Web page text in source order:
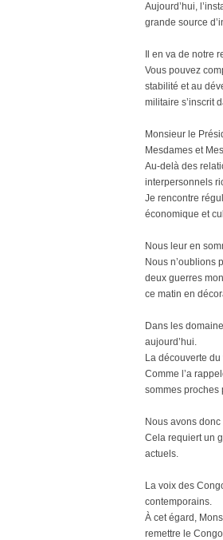
Aujourd’hui,
grande source
Il en va de notre
Vous pouvez
stabilité et au
militaire s’inscrit
Monsieur le
Mesdames et
Au-delà des
interpersonnels
Je rencontre
économique et
Nous leur en
Nous n’oublions
deux guerres
ce matin en
Dans les
aujourd’hui.
La découverte
Comme l’a
sommes proches
Nous avons
Cela requiert un
actuels.
La voix des
contemporains.
À cet égard,
remettre le